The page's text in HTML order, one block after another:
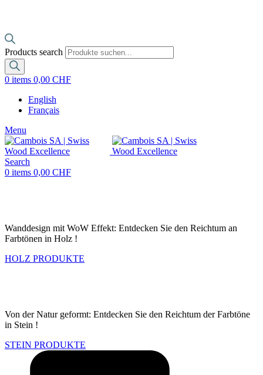
Products search
0 items 0,00 CHF
English
Français
Menu
Search
0 items 0,00 CHF
Wanddesign mit WoW Effekt: Entdecken Sie den Reichtum an
Farbtönen in Holz !
HOLZ PRODUKTE
Von der Natur geformt: Entdecken Sie den Reichtum der Farbtöne
in Stein !
STEIN PRODUKTE